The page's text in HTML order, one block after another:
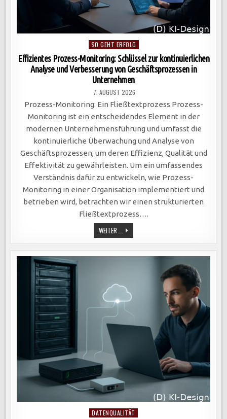
Posted
in
SO GEHT ERFOLG
Effizientes Prozess-Monitoring: Schlüssel zur kontinuierlichen
Analyse und Verbesserung von Geschäftsprozessen in
Unternehmen
7. AUGUST 2026
Prozess-Monitoring: Ein Fließtextprozess Prozess-
Monitoring ist ein entscheidendes Element in der
modernen Unternehmensführung und umfasst die
kontinuierliche Überwachung und Analyse von
Geschäftsprozessen, um deren Effizienz, Qualität und
Effektivität zu gewährleisten. Um ein umfassendes
Verständnis dafür zu entwickeln, wie Prozess-
Monitoring in einer Organisation implementiert und
betrieben wird, betrachten wir einen strukturierten
Fließtextprozess….
WEITER ... EFFIZIENTES
PROZESS-
MONITORING:
SCHLÜSSEL
ZUR
VERBESSERUNG
VON
GESCHÄFTSPROZESSEN
IN
UNTERNEHMEN
Posted
DATENQUALITÄT